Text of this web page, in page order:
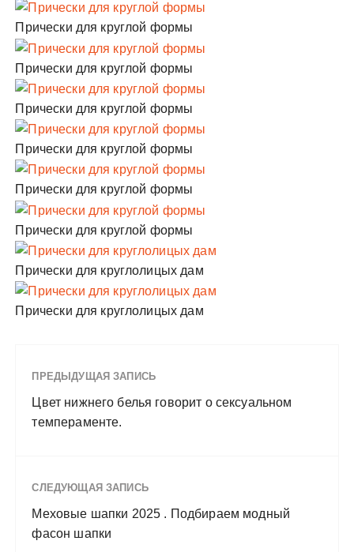
Прически для круглой формы
Прически для круглой формы
Прически для круглой формы
Прически для круглой формы
Прически для круглой формы
Прически для круглой формы
Прически для круглолицых дам
Прически для круглолицых дам
ПРЕДЫДУЩАЯ ЗАПИСЬ
Цвет нижнего белья говорит о сексуальном
темпераменте.
СЛЕДУЮЩАЯ ЗАПИСЬ
Меховые шапки 2025 . Подбираем модный
фасон шапки